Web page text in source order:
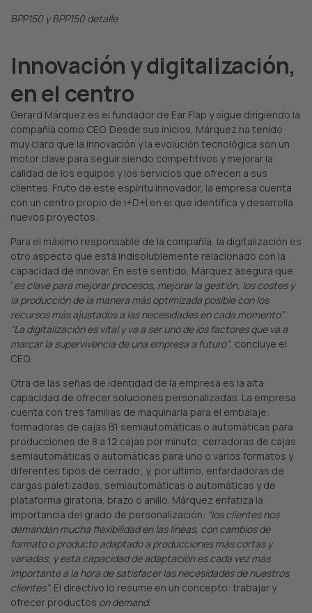
BPP150 y BPP150 detalle
Innovación y digitalización,
en el centro
Gerard Márquez es el fundador de Ear Flap y sigue dirigiendo la
compañía como CEO. Desde sus inicios, Márquez ha tenido
muy claro que la innovación y la evolución tecnológica son un
motor clave para seguir siendo competitivos y mejorar la
calidad de los equipos y los servicios que ofrecen a sus
clientes. Fruto de este espíritu innovador, la empresa cuenta
con un centro propio de I+D+I en el que identifica y desarrolla
nuevos proyectos.
Para el máximo responsable de la compañía, la digitalización es
otro aspecto que está indisolublemente relacionado con la
capacidad de innovar. En este sentido, Márquez asegura que
“es clave para mejorar procesos, mejorar la gestión, los costes y
la producción de la manera más optimizada posible con los
recursos más ajustados a las necesidades en cada momento”.
“La digitalización es vital y va a ser uno de los factores que va a
marcar la supervivencia de una empresa a futuro”, concluye el
CEO.
Otra de las señas de identidad de la empresa es la alta
capacidad de ofrecer soluciones personalizadas. La empresa
cuenta con tres familias de maquinaria para el embalaje:
formadoras de cajas B1 semiautomáticas o automáticas para
producciones de 8 a 12 cajas por minuto; cerradoras de cajas
semiautomáticas o automáticas para uno o varios formatos y
diferentes tipos de cerrado; y, por último, enfardadoras de
cargas paletizadas, semiautomáticas o automáticas y de
plataforma giratoria, brazo o anillo. Márquez enfatiza la
importancia del grado de personalización: “los clientes nos
demandan mucha flexibilidad en las líneas, con cambios de
formato o producto adaptado a producciones más cortas y
variadas, y esta capacidad de adaptación es cada vez más
importante a la hora de satisfacer las necesidades de nuestros
clientes”. El directivo lo resume en un concepto: trabajar y
ofrecer productos on demand.